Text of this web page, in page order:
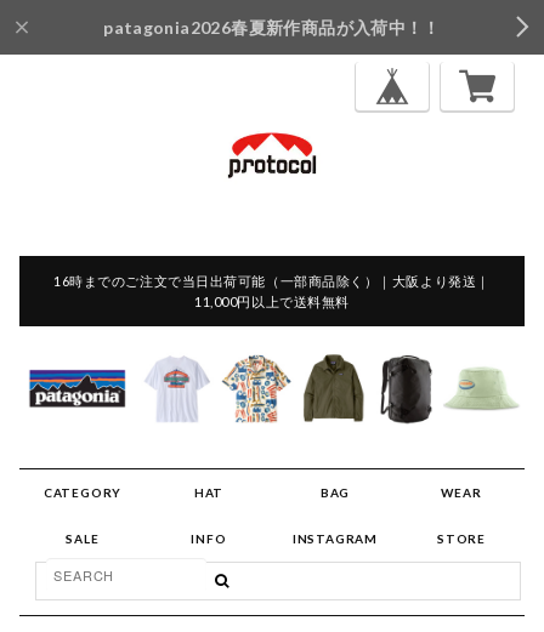
patagonia2026春夏新作商品が入荷中！！
16時までのご注文で当日出荷可能（一部商品除く）｜大阪より発送｜
11,000円以上で送料無料
CATEGORY HAT BAG WEAR
SALE INFO INSTAGRAM STORE